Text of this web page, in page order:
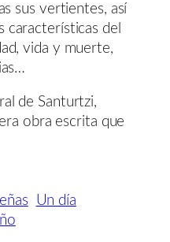
sus vertientes, así
características del
vida y muerte,
de Santurtzi,
obra escrita que
Un día